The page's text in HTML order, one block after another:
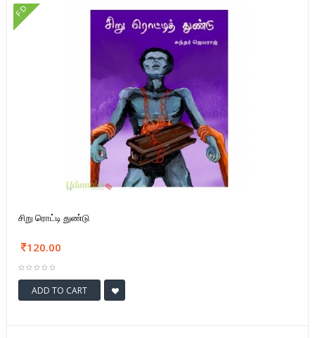
FD
சிறு ரொட்டி துண்டு
120.00
ADD TO CART